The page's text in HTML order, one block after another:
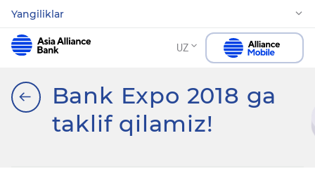
Yangiliklar
UZ
Bank Expo 2018 ga
taklif qilamiz!